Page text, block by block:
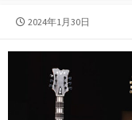
公
日
2024年1月30日